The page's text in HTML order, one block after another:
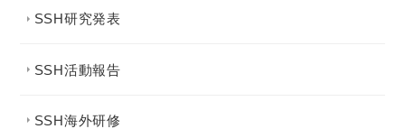
SSH研究発表
SSH活動報告
SSH海外研修